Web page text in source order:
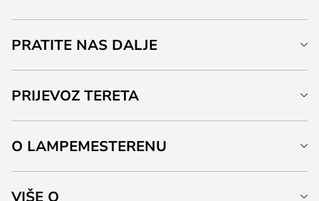
PRATITE NAS DALJE
PRIJEVOZ TERETA
O LAMPEMESTERENU
VIŠE O